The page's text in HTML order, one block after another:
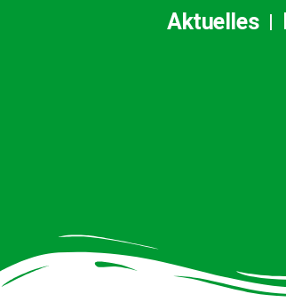
Aktuelles